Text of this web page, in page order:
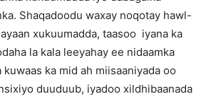
Shaqadoodu waxay noqotay hawl-
xukuumadda, taasoo iyana ka
la kala leeyahay ee nidaamka
kuwaas ka mid ah miisaaniyada oo
duuduub, iyadoo xildhibaanada